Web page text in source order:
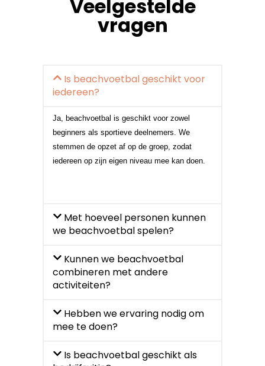
Veelgestelde
vragen
Is beachvoetbal geschikt voor
iedereen?
Ja, beachvoetbal is geschikt voor zowel
beginners als sportieve deelnemers. We
stemmen de opzet af op de groep, zodat
iedereen op zijn eigen niveau mee kan doen.
Met hoeveel personen kunnen
we beachvoetbal spelen?
Kunnen we beachvoetbal
combineren met andere
activiteiten?
Hebben we ervaring nodig om
mee te doen?
Is beachvoetbal geschikt als